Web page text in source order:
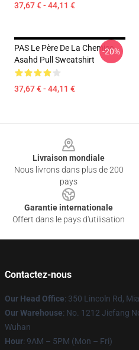
37,67 € - 44,11 €
PAS Le Père De La Chemise
Asahd Pull Sweatshirt
37,67 € - 44,11 €
-20%
Livraison mondiale
Nous livrons dans plus de 200
pays
Garantie internationale
Offert dans le pays d'utilisation
Contactez-nous
Our Head Office: 350 Lincoln Rd,
Our Warehouse: No. 1212 Jiefang
Wuhan
Hour: 9AM – 5PM (Mon – Fri)